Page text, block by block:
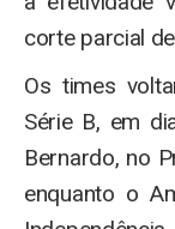
corte parcial
Os times
Série B, em
Bernardo, no
enquanto o